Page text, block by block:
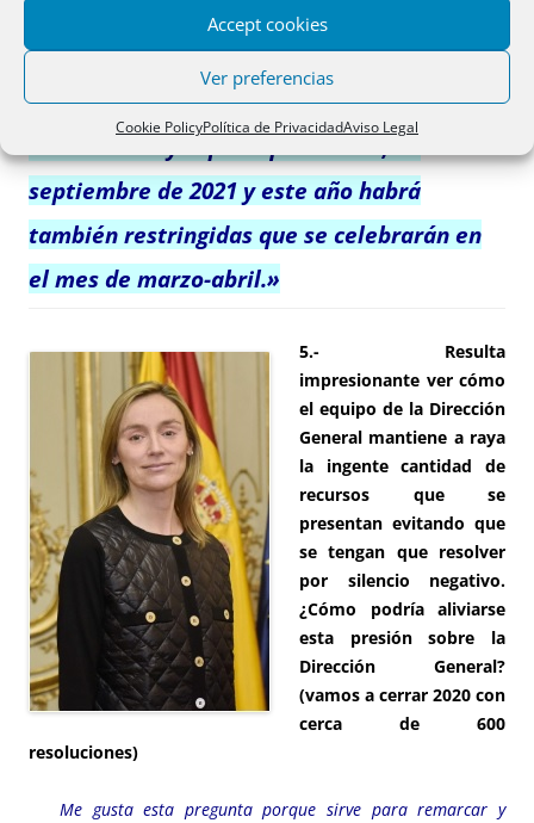
Accept cookies
Ver preferencias
Cookie PolicyPolítica de PrivacidadAviso Legal
«En enero convocaremos las oposiciones a
notarías turno libre que comenzarán, si
todo va bien y espero que así sea, en
septiembre de 2021 y este año habrá
también restringidas que se celebrarán en
el mes de marzo-abril.»
5.- Resulta
impresionante ver cómo
el equipo de la Dirección
General mantiene a raya
la ingente cantidad de
recursos que se
presentan evitando que
se tengan que resolver
por silencio negativo.
¿Cómo podría aliviarse
esta presión sobre la
Dirección General?
(vamos a cerrar 2020 con
cerca de 600
resoluciones)
Me gusta esta pregunta porque sirve para remarcar y